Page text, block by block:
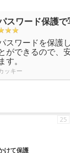
スワード保護
スワードを保護
ができるので、
ます。
ッキー
けて保護
25